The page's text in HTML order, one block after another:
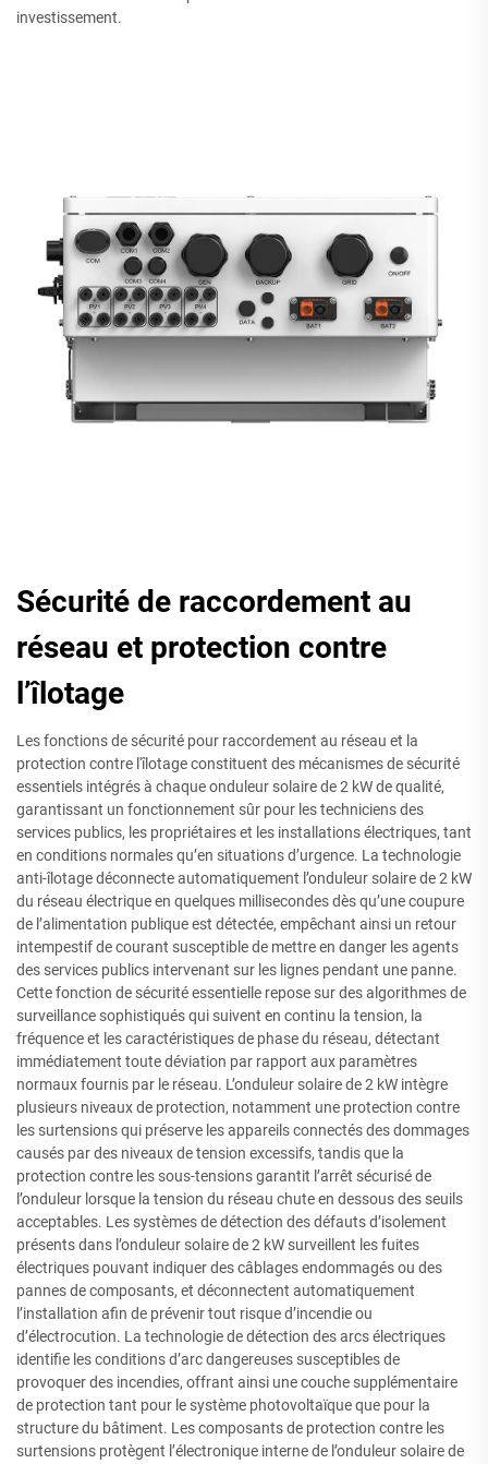
investissement.
Sécurité de raccordement au
réseau et protection contre
l’îlotage
Les fonctions de sécurité pour raccordement au réseau et la
protection contre l'îlotage constituent des mécanismes de sécurité
essentiels intégrés à chaque onduleur solaire de 2 kW de qualité,
garantissant un fonctionnement sûr pour les techniciens des
services publics, les propriétaires et les installations électriques, tant
en conditions normales qu’en situations d’urgence. La technologie
anti-îlotage déconnecte automatiquement l’onduleur solaire de 2 kW
du réseau électrique en quelques millisecondes dès qu’une coupure
de l’alimentation publique est détectée, empêchant ainsi un retour
intempestif de courant susceptible de mettre en danger les agents
des services publics intervenant sur les lignes pendant une panne.
Cette fonction de sécurité essentielle repose sur des algorithmes de
surveillance sophistiqués qui suivent en continu la tension, la
fréquence et les caractéristiques de phase du réseau, détectant
immédiatement toute déviation par rapport aux paramètres
normaux fournis par le réseau. L’onduleur solaire de 2 kW intègre
plusieurs niveaux de protection, notamment une protection contre
les surtensions qui préserve les appareils connectés des dommages
causés par des niveaux de tension excessifs, tandis que la
protection contre les sous-tensions garantit l’arrêt sécurisé de
l’onduleur lorsque la tension du réseau chute en dessous des seuils
acceptables. Les systèmes de détection des défauts d’isolement
présents dans l’onduleur solaire de 2 kW surveillent les fuites
électriques pouvant indiquer des câblages endommagés ou des
pannes de composants, et déconnectent automatiquement
l’installation afin de prévenir tout risque d’incendie ou
d’électrocution. La technologie de détection des arcs électriques
identifie les conditions d’arc dangereuses susceptibles de
provoquer des incendies, offrant ainsi une couche supplémentaire
de protection tant pour le système photovoltaïque que pour la
structure du bâtiment. Les composants de protection contre les
surtensions protègent l’électronique interne de l’onduleur solaire de